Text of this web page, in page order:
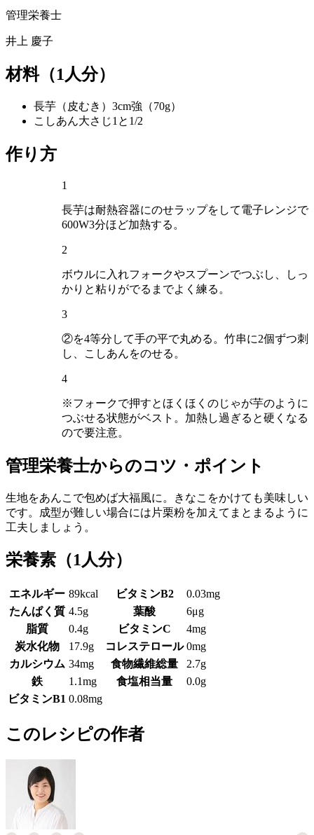
管理栄養士
井上 慶子
材料（1人分）
長芋（皮むき） 3cm強（70g）
こしあん大さじ1と1/2
作り方
1
長芋は耐熱容器にのせラップをして電子レンジで
600W3分ほど加熱する。
2
ボウルに入れフォークやスプーンでつぶし、しっ
かりと粘りがでるまでよく練る。
3
②を4等分して手の平で丸める。竹串に2個ずつ刺
し、こしあんをのせる。
4
※フォークで押すとほくほくのじゃが芋のように
つぶせる状態がベスト。加熱し過ぎると硬くなる
ので要注意。
管理栄養士からのコツ・ポイント
生地をあんこで包めば大福風に。きなこをかけても美味しい
です。成型が難しい場合には片栗粉を加えてまとまるように
工夫しましょう。
栄養素 （1人分）
エネルギー 89kcal ビタミンB2
0.03mg
たんぱく質 4.5g 葉酸
6μg
脂質
0.4g ビタミンC
4mg
炭水化物
17.9g コレステロール 0mg
カルシウム 34mg 食物繊維総量
2.7g
鉄
1.1mg 食塩相当量
0.0g
ビタミンB1 0.08mg
このレシピの作者